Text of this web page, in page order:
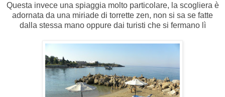
Questa invece una spiaggia molto particolare, la scogliera è
adornata da una miriade di torrette zen, non si sa se fatte
dalla stessa mano oppure dai turisti che si fermano lì